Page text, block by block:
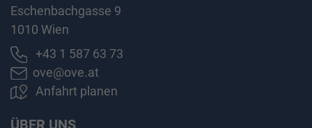
Eschenbachgasse 9
1010 Wien
+43 1 587 63 73
ove@ove.at
Anfahrt planen